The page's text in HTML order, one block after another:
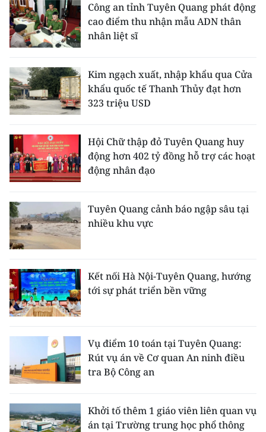
ENGLISH
FRANÇAIS
ESPAÑOL
한국어
Công an tỉnh Tuyên Quang phát động
cao điểm thu nhận mẫu ADN thân
nhân liệt sĩ
Kim ngạch xuất, nhập khẩu qua Cửa
khẩu quốc tế Thanh Thủy đạt hơn
323 triệu USD
Hội Chữ thập đỏ Tuyên Quang huy
động hơn 402 tỷ đồng hỗ trợ các hoạt
động nhân đạo
Tuyên Quang cảnh báo ngập sâu tại
nhiều khu vực
Kết nối Hà Nội-Tuyên Quang, hướng
tới sự phát triển bền vững
Vụ điểm 10 toán tại Tuyên Quang:
Rút vụ án về Cơ quan An ninh điều
tra Bộ Công an
Khởi tố thêm 1 giáo viên liên quan vụ
án tại Trường trung học phổ thông